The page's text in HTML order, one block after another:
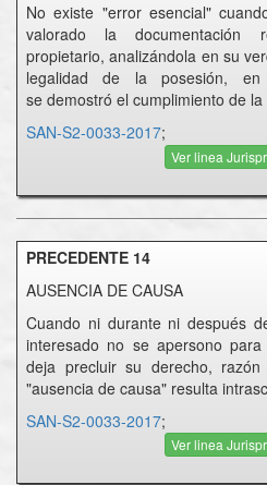
No existe "error esencial"
valorado la documentación
propietario, analizándola en su
legalidad de la posesión, en
se demostró el cumplimiento de la
SAN-S2-0033-2017;
Ver linea
PRECEDENTE 14
AUSENCIA DE CAUSA
Cuando ni durante ni después
interesado no se apersono
deja precluir su derecho,
"ausencia de causa" resulta
SAN-S2-0033-2017;
Ver linea